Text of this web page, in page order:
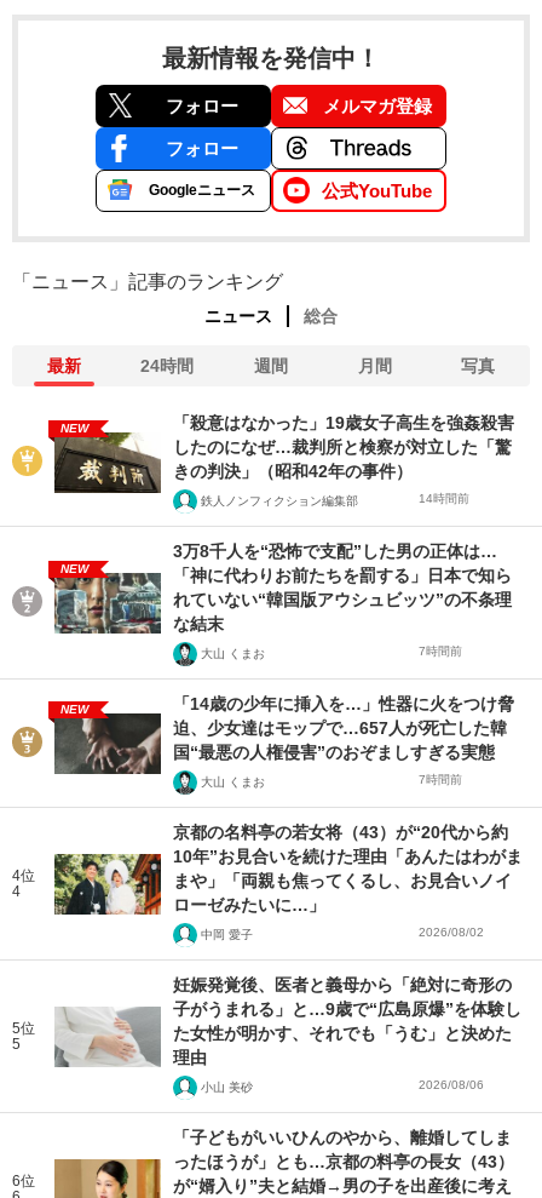
最新情報を発信中！
フォロー メルマガ登録
フォロー
Googleニュース 公式YouTube
「ニュース」記事のランキング
ニュース 総合
最新 24時間 週間 月間 写真
NEW
「殺意はなかった」19歳女子高生を強姦殺害
したのになぜ…裁判所と検察が対立した「驚
きの判決」（昭和42年の事件）
鉄人ノンフィクション編集部 14時間前
NEW
3万8千人を“恐怖で支配”した男の正体は…
「神に代わりお前たちを罰する」日本で知ら
れていない“韓国版アウシュビッツ”の不条理
な結末
大山 くまお 7時間前
NEW
「14歳の少年に挿入を…」性器に火をつけ脅
迫、少女達はモップで…657人が死亡した韓
国“最悪の人権侵害”のおぞましすぎる実態
大山 くまお 7時間前
4位
4
京都の名料亭の若女将（43）が“20代から約
10年”お見合いを続けた理由「あんたはわがま
まや」「両親も焦ってくるし、お見合いノイ
ローゼみたいに…」
中岡 愛子 2026/08/02
5位
5
妊娠発覚後、医者と義母から「絶対に奇形の
子がうまれる」と…9歳で“広島原爆”を体験し
た女性が明かす、それでも「うむ」と決めた
理由
小山 美砂 2026/08/06
6位
「子どもがいいひんのやから、離婚してしま
ったほうが」とも…京都の料亭の長女（43）
が“婿入り”夫と結婚→男の子を出産後に考え